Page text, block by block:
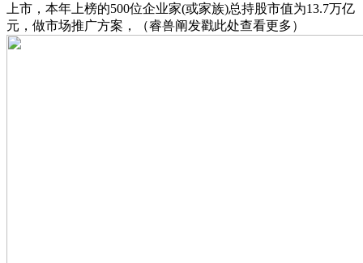
上市，本年上榜的500位企业家(或家族)总持股市值为13.7万亿
元，做市场推广方案，（睿兽阐发戳此处查看更多）